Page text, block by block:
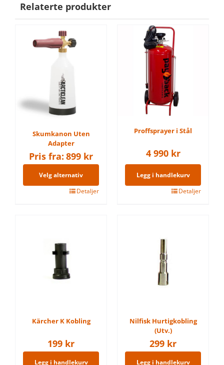
Relaterte produkter
Skumkanon Uten
Adapter
Pris fra: 899 kr
Velg alternativ
Dette
varianter.
Alternativene
kan
produktsiden
Detaljer
Proffsprayer i Stål
4 990 kr
Legg i handlekurv
Detaljer
Kärcher K Kobling
199 kr
Legg i handlekurv
Nilfisk Hurtigkobling
(Utv.)
299 kr
Legg i handlekurv